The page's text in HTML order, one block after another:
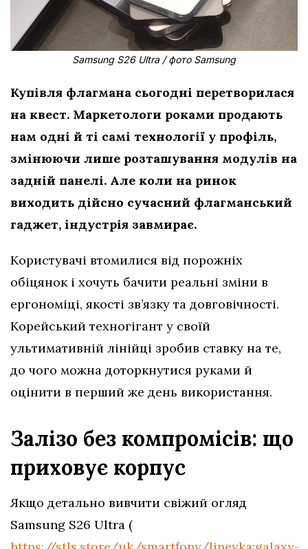
Samsung S26 Ultra / фото Samsung
Купівля флагмана сьогодні перетворилася
на квест. Маркетологи роками продають
нам одні й ті самі технології у профіль,
змінюючи лише розташування модулів на
задній панелі. Але коли на ринок
виходить дійсно сучасний флагманський
гаджет, індустрія завмирає.
Користувачі втомилися від порожніх
обіцянок і хочуть бачити реальні зміни в
ергономіці, якості зв’язку та довговічності.
Корейський техногігант у своїй
ультимативній лінійці зробив ставку на те,
до чого можна доторкнутися руками й
оцінити в перший же день використання.
Залізо без компромісів: що
приховує корпус
Якщо детально вивчити свіжий огляд
Samsung S26 Ultra (